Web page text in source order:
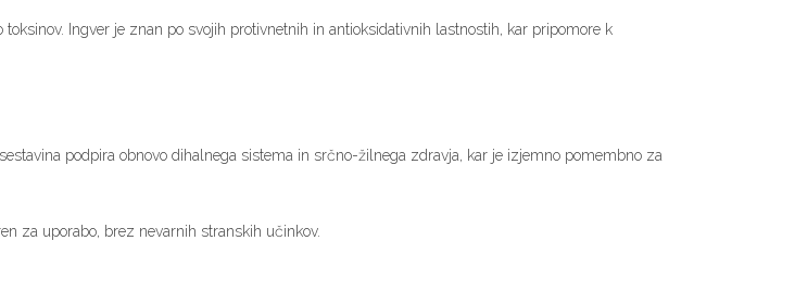
Ingver je znan po svojih protivnetnih in antioksidativnih lastnostih, kar pripomore k
podpira obnovo dihalnega sistema in srčno-žilnega zdravja, kar je izjemno pomembno za
za uporabo, brez nevarnih stranskih učinkov.